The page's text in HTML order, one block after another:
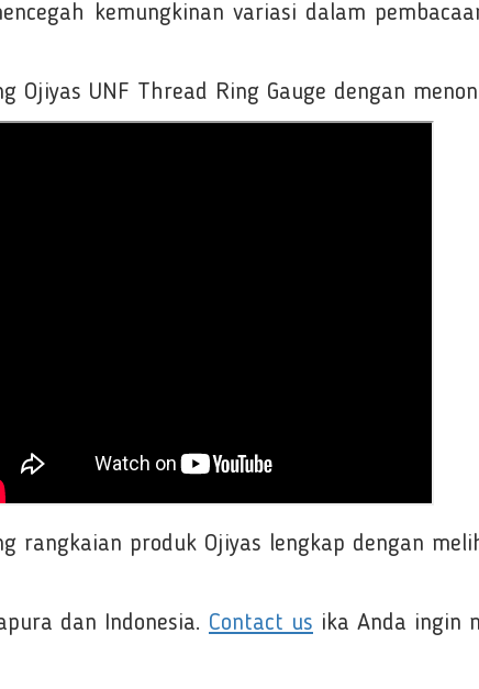
kemungkinan variasi dalam
UNF Thread Ring Gauge dengan
rangkaian produk Ojiyas lengkap dengan
dan Indonesia. Contact us ika Anda ingin